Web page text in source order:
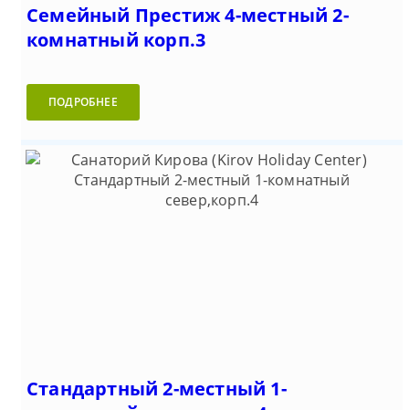
Семейный Престиж 4-местный 2-
комнатный корп.3
ПОДРОБНЕЕ
Стандартный 2-местный 1-